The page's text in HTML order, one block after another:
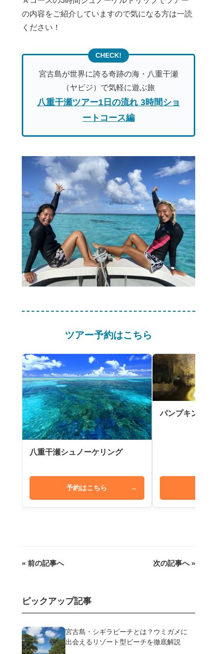
の内容をご紹介していますので気になる方は一読
ください！
宮古島が世界に誇る奇跡の海・八重干瀬
（ヤビジ）で気軽に遊ぶ旅
八重干瀬ツアー1日の流れ 3時間ショ
ートコース編
ツアー予約はこちら
八重干瀬シュノーケリング
予約はこちら →
パンプキン鍾乳
« 前の記事へ 次の記事へ »
ピックアップ記事
宮古島・シギラビーチとは？ウミガメに
出会えるリゾート型ビーチを徹底解説